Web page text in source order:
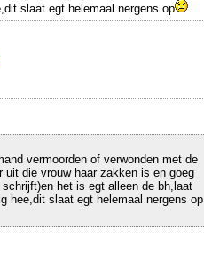
slaat egt helemaal nergens op
vermoorden of verwonden met de
uit die vrouw haar zakken is en goeg
het is egt alleen de bh,laat
hee,dit slaat egt helemaal nergens op